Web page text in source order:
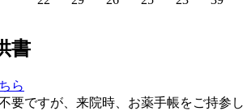
書
ら
要ですが、来院時、お薬手帳をご持参し